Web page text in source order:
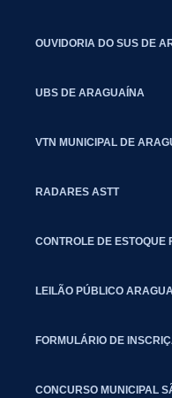
OUVIDORIA DO SUS DE
UBS DE ARAGUAÍNA
VTN MUNICIPAL DE
RADARES ASTT
CONTROLE DE ESTOQUE
LEILÃO PÚBLICO
FORMULÁRIO DE
CONCURSO MUNICIPAL